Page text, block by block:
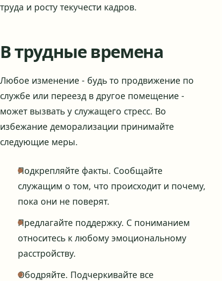
труда и росту текучести кадров.
В трудные времена
Любое изменение - будь то продвижение по
службе или переезд в другое помещение -
может вызвать у служащего стресс. Во
избежание деморализации принимайте
следующие меры.
Подкрепляйте факты. Сообщайте
служащим о том, что происходит и почему,
пока они не поверят.
Предлагайте поддержку. С пониманием
относитесь к любому эмоциональному
расстройству.
Ободряйте. Подчеркивайте все